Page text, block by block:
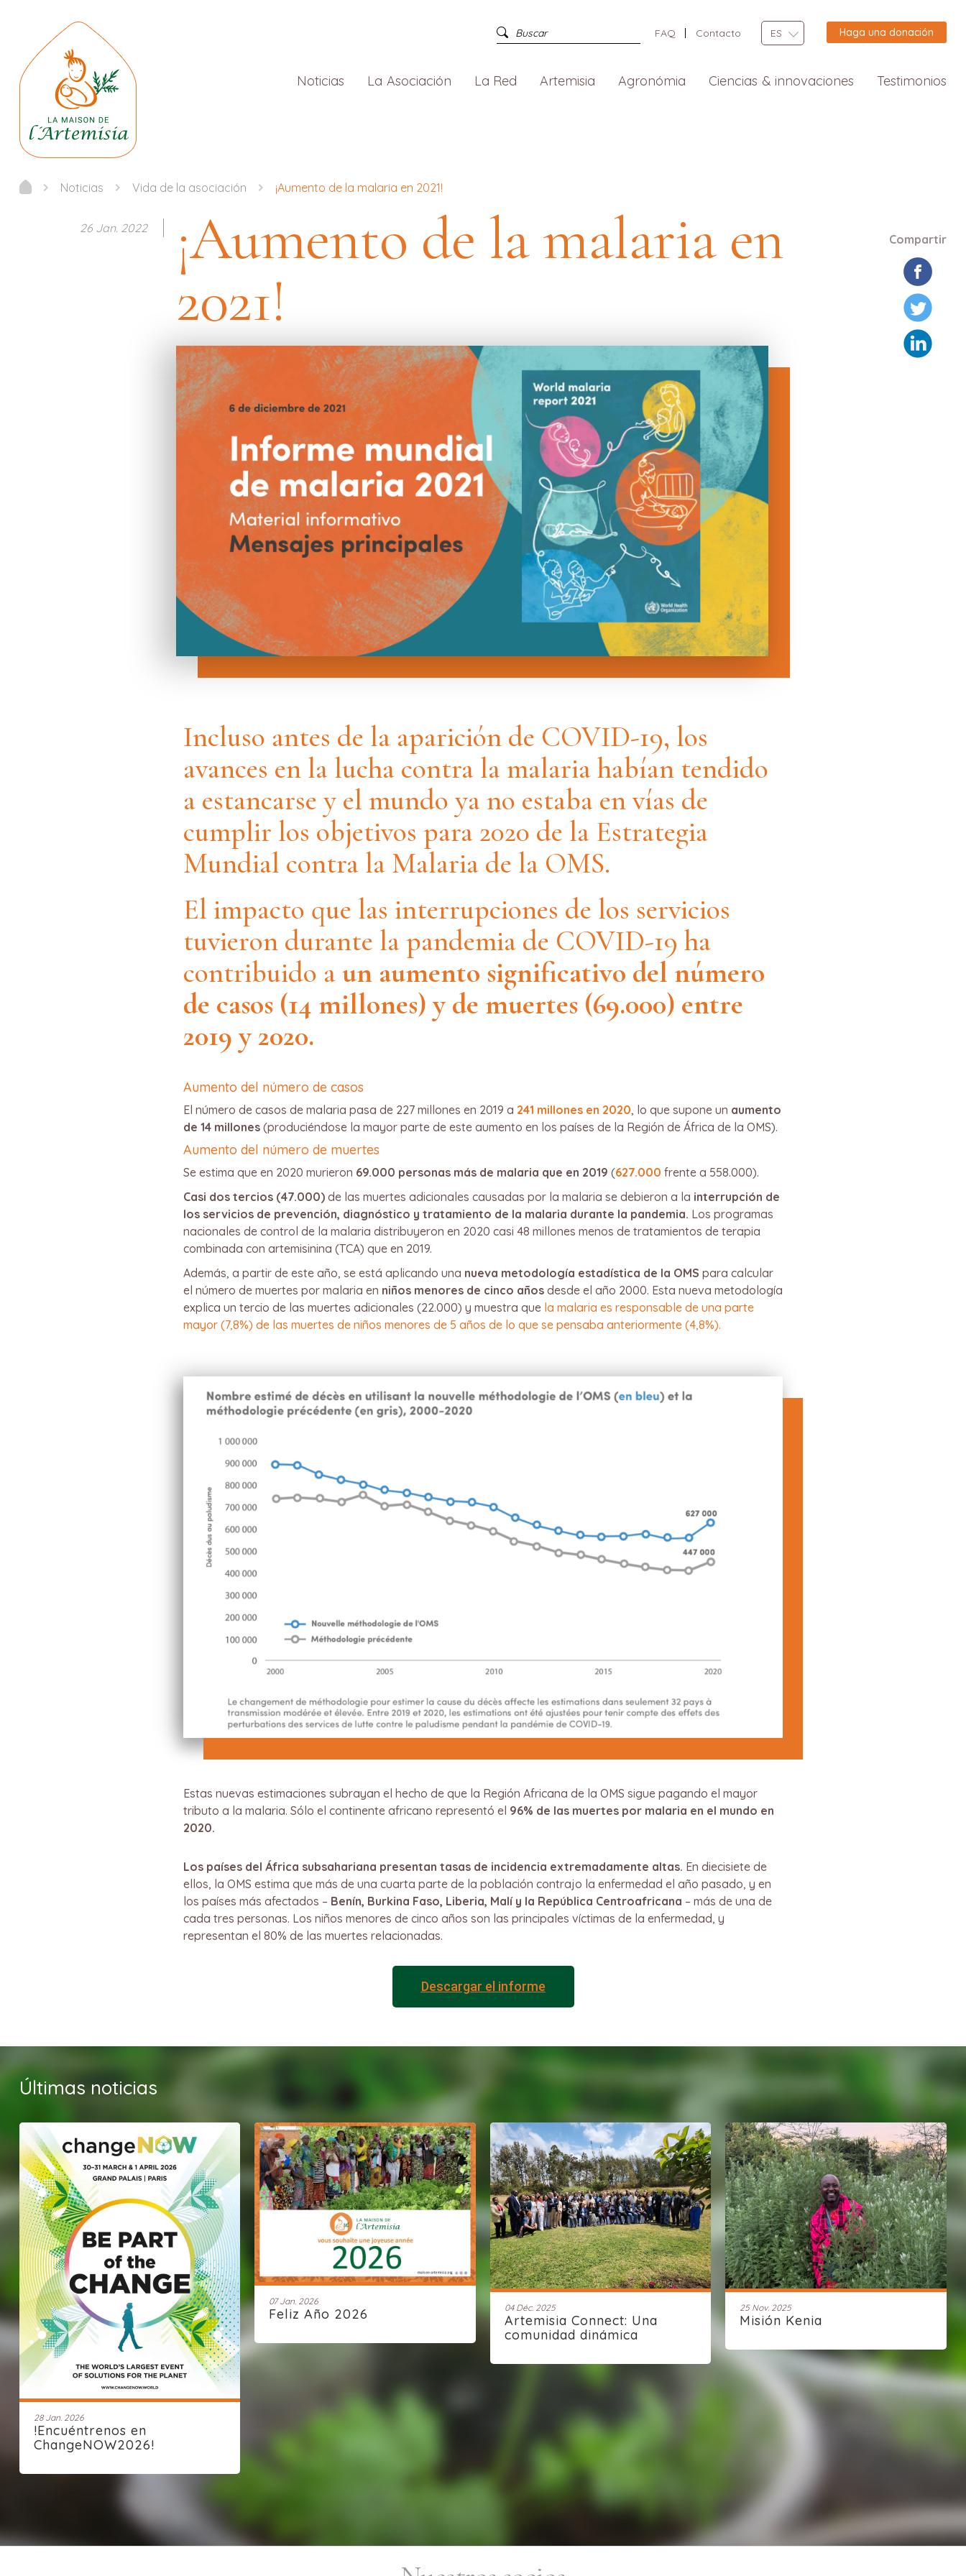
FAQ Contacto ES Haga una donación
Noticias La Asociación La Red Artemisia Agronómia Ciencias & innovaciones Testimonios
Noticias Vida de la asociación ¡Aumento de la malaria en 2021!
26 Jan. 2022
¡Aumento de la malaria en
2021!
Incluso antes de la aparición de COVID-19, los
avances en la lucha contra la malaria habían tendido
a estancarse y el mundo ya no estaba en vías de
cumplir los objetivos para 2020 de la Estrategia
Mundial contra la Malaria de la OMS.
El impacto que las interrupciones de los servicios
tuvieron durante la pandemia de COVID-19 ha
contribuido aun aumento significativo del número
de casos (14 millones) y de muertes (69.000) entre
2019 y 2020.
Aumento del número de casos
El número de casos de malaria pasa de 227 millones en 2019 a 241 millones en 2020, lo que supone un aumento
de 14 millones (produciéndose la mayor parte de este aumento en los países de la Región de África de la OMS).
Aumento del número de muertes
Se estima que en 2020 murieron 69.000 personas más de malaria que en 2019 (627.000 frente a 558.000).
Casi dos tercios (47.000) de las muertes adicionales causadas por la malaria se debieron a la interrupción de
los servicios de prevención, diagnóstico y tratamiento de la malaria durante la pandemia. Los programas
nacionales de control de la malaria distribuyeron en 2020 casi 48 millones menos de tratamientos de terapia
combinada con artemisinina (TCA) que en 2019.
Además, a partir de este año, se está aplicando una nueva metodología estadística de la OMS para calcular
el número de muertes por malaria en niños menores de cinco años desde el año 2000. Esta nueva metodología
explica un tercio de las muertes adicionales (22.000) y muestra que la malaria es responsable de una parte
mayor (7,8%) de las muertes de niños menores de 5 años de lo que se pensaba anteriormente (4,8%).
Estas nuevas estimaciones subrayan el hecho de que la Región Africana de la OMS sigue pagando el mayor
tributo a la malaria. Sólo el continente africano representó el 96% de las muertes por malaria en el mundo en
2020.
Los países del África subsahariana presentan tasas de incidencia extremadamente altas. En diecisiete de
ellos, la OMS estima que más de una cuarta parte de la población contrajo la enfermedad el año pasado, y en
los países más afectados – Benín, Burkina Faso, Liberia, Malí y la República Centroafricana – más de una de
cada tres personas. Los niños menores de cinco años son las principales víctimas de la enfermedad, y
representan el 80% de las muertes relacionadas.
Descargar el informe
Compartir
Últimas noticias
28 Jan. 2026
!Encuéntrenos en
ChangeNOW2026!
07 Jan. 2026
Feliz Año 2026 04 Déc. 2025
Artemisia Connect: Una
comunidad dinámica
25 Nov. 2025
Misión Kenia